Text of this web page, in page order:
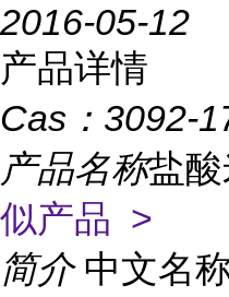
2016-05-12
产品详情
Cas： 3092-
产品名称盐
似产品 >
简介 中文名